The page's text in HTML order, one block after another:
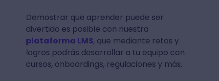
Demostrar que aprender puede ser
divertido es posible con nuestra
plataforma LMS, que mediante retos y
logros podrás desarrollar a tu equipo con
cursos, onboardings, regulaciones y más.